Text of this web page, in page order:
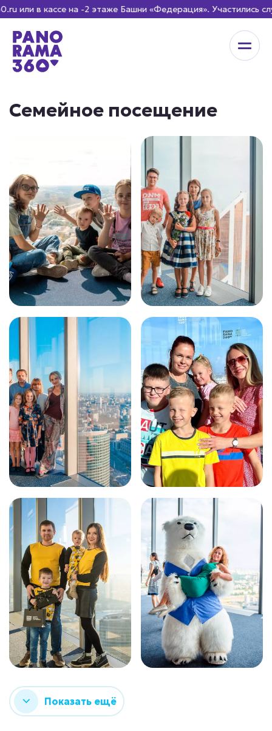
в кассе на -2 этаже Башни «Федерация». Участились
Семейное посещение
Показать ещё